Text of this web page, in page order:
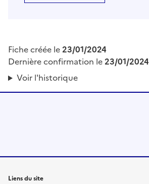
Fiche créée le23/01/2024
Dernière confirmation le23/01/2024
Voir l'historique
Liens du site